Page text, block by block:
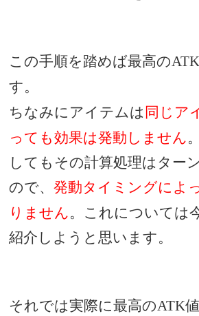
この手順を踏めば最高のATK
す。
ちなみにアイテムは同じア
っても効果は発動しません
してもその計算処理はター
ので、発動タイミングによ
りません。これについては
紹介しようと思います。
それでは実際に最高のATK